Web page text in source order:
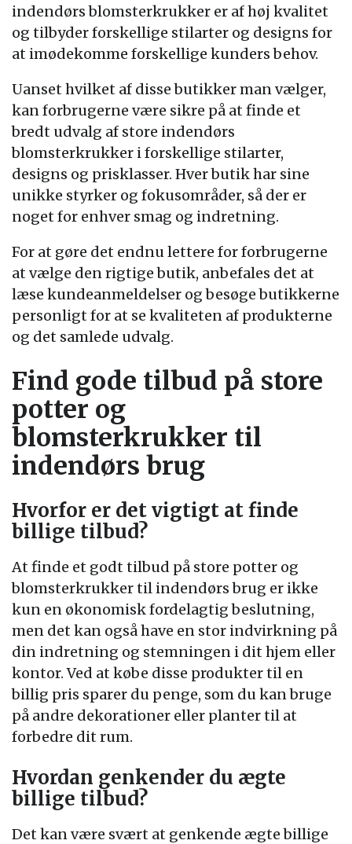
indendørs blomsterkrukker er af høj kvalitet
og tilbyder forskellige stilarter og designs for
at imødekomme forskellige kunders behov.
Uanset hvilket af disse butikker man vælger,
kan forbrugerne være sikre på at finde et
bredt udvalg af store indendørs
blomsterkrukker i forskellige stilarter,
designs og prisklasser. Hver butik har sine
unikke styrker og fokusområder, så der er
noget for enhver smag og indretning.
For at gøre det endnu lettere for forbrugerne
at vælge den rigtige butik, anbefales det at
læse kundeanmeldelser og besøge butikkerne
personligt for at se kvaliteten af produkterne
og det samlede udvalg.
Find gode tilbud på store
potter og
blomsterkrukker til
indendørs brug
Hvorfor er det vigtigt at finde
billige tilbud?
At finde et godt tilbud på store potter og
blomsterkrukker til indendørs brug er ikke
kun en økonomisk fordelagtig beslutning,
men det kan også have en stor indvirkning på
din indretning og stemningen i dit hjem eller
kontor. Ved at købe disse produkter til en
billig pris sparer du penge, som du kan bruge
på andre dekorationer eller planter til at
forbedre dit rum.
Hvordan genkender du ægte
billige tilbud?
Det kan være svært at genkende ægte billige